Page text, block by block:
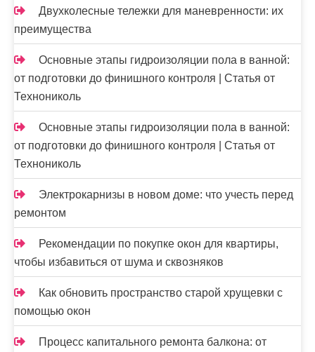
Двухколесные тележки для маневренности: их
преимущества
Основные этапы гидроизоляции пола в ванной:
от подготовки до финишного контроля | Статья от
Технониколь
Основные этапы гидроизоляции пола в ванной:
от подготовки до финишного контроля | Статья от
Технониколь
Электрокарнизы в новом доме: что учесть перед
ремонтом
Рекомендации по покупке окон для квартиры,
чтобы избавиться от шума и сквозняков
Как обновить пространство старой хрущевки с
помощью окон
Процесс капитального ремонта балкона: от